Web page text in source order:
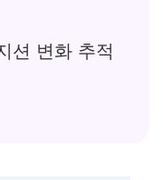
션 변화 추적